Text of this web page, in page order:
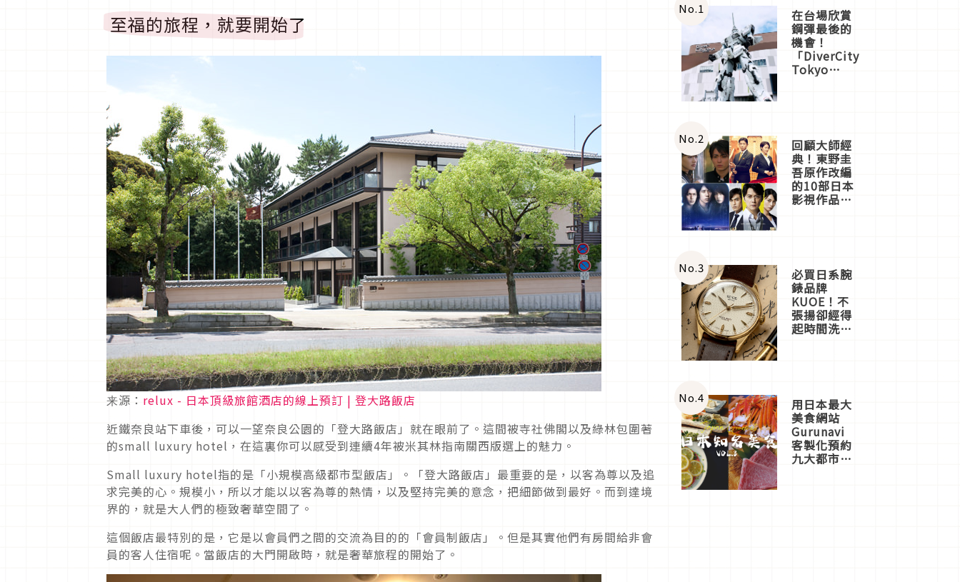
至福的旅程，就要開始了
来源： relux - 日本頂級旅館酒店的線上預訂 | 登大路飯店
近鐵奈良站下車後，可以一望奈良公園的「登大路飯店」就在眼前了。這間被寺社佛閣以及綠林包圍著
的small luxury hotel，在這裏你可以感受到連續4年被米其林指南關西版選上的魅力。
Small luxury hotel指的是「小規模高級都市型飯店」。「登大路飯店」最重要的是，以客為尊以及追
求完美的心。規模小，所以才能以以客為尊的熱情，以及堅持完美的意念，把細節做到最好。而到達境
界的，就是大人們的極致奢華空間了。
這個飯店最特別的是，它是以會員們之間的交流為目的的「會員制飯店」。但是其實他們有房間給非會
員的客人住宿呢。當飯店的大門開啟時，就是奢華旅程的開始了。
No.1 在台場欣賞
鋼彈最後的
機會！
「DiverCity
Tokyo
體驗
No.2 回顧大師經
典！東野圭
吾原作改編
的10部日本
影視作品推
No.3 必買日系腕
錶品牌
KUOE！不
張揚卻經得
起時間洗鍊
No.4 用日本最大
美食網站
Gurunavi
客製化預約
九大都市餐